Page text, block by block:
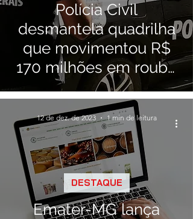
Polícia Civil
desmantela quadrilha
que movimentou R$
170 milhões em roubo
de defensivos agrícolas
em Minas Gerais
Emater-MG lança
DESTAQUE
12 de dez. de 2023 1 min de leitura